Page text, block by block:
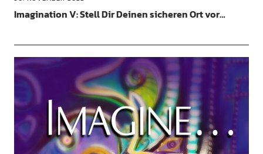
Imagination V: Stell Dir Deinen sicheren Ort vor…